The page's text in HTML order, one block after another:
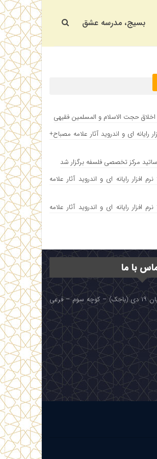
بسیج، مدرسه عشق
حجت الاسلام و المسلمین فقیهی
افزار رایانه ای و اندروید آثار علامه مصباح+
مرکز تخصصی فلسفه برگزار شد
نسخه 2 نرم افزار رایانه ای و اندروید آثار علامه
نسخه 2 نرم افزار رایانه ای و اندروید آثار علامه
با ما
آدرس: شهر مقدس قم – خیابان ۱۹ دی (باجک) – کوچه سوم – فرعی